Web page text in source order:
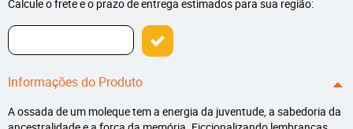
Calcule o frete e o prazo de entrega estimados para sua região:
Informações do Produto
A ossada de um moleque tem a energia da juventude, a sabedoria da